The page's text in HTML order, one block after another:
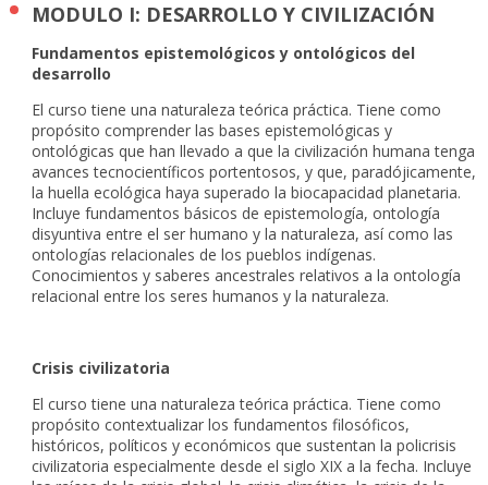
MODULO I: DESARROLLO Y CIVILIZACIÓN
Fundamentos epistemológicos y ontológicos del
desarrollo
El curso tiene una naturaleza teórica práctica. Tiene como
propósito comprender las bases epistemológicas y
ontológicas que han llevado a que la civilización humana tenga
avances tecnocientíficos portentosos, y que, paradójicamente,
la huella ecológica haya superado la biocapacidad planetaria.
Incluye fundamentos básicos de epistemología, ontología
disyuntiva entre el ser humano y la naturaleza, así como las
ontologías relacionales de los pueblos indígenas.
Conocimientos y saberes ancestrales relativos a la ontología
relacional entre los seres humanos y la naturaleza.
Crisis civilizatoria
El curso tiene una naturaleza teórica práctica. Tiene como
propósito contextualizar los fundamentos filosóficos,
históricos, políticos y económicos que sustentan la policrisis
civilizatoria especialmente desde el siglo XIX a la fecha. Incluye